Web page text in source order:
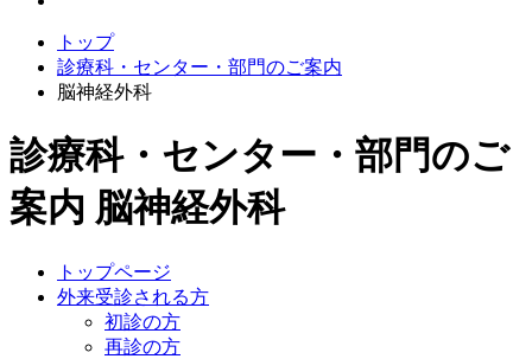
トップ
診療科・センター・部門のご案内
脳神経外科
診療科・センター・部門のご
案内 脳神経外科
トップページ
外来受診される方
初診の方
再診の方